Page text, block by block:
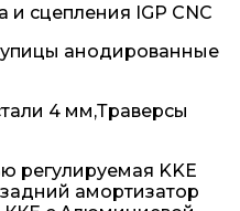
сцепления IGP CNC
анодированные
4 мм,Траверсы
регулируемая KKE
амортизатор